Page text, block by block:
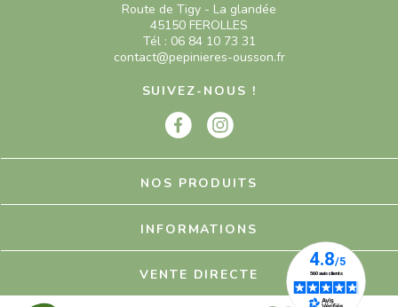
Route de Tigy - La glandée
45150 FEROLLES
Tél : 06 84 10 73 31
contact@pepinieres-ousson.fr
SUIVEZ-NOUS !
NOS PRODUITS
INFORMATIONS
VENTE DIRECTE